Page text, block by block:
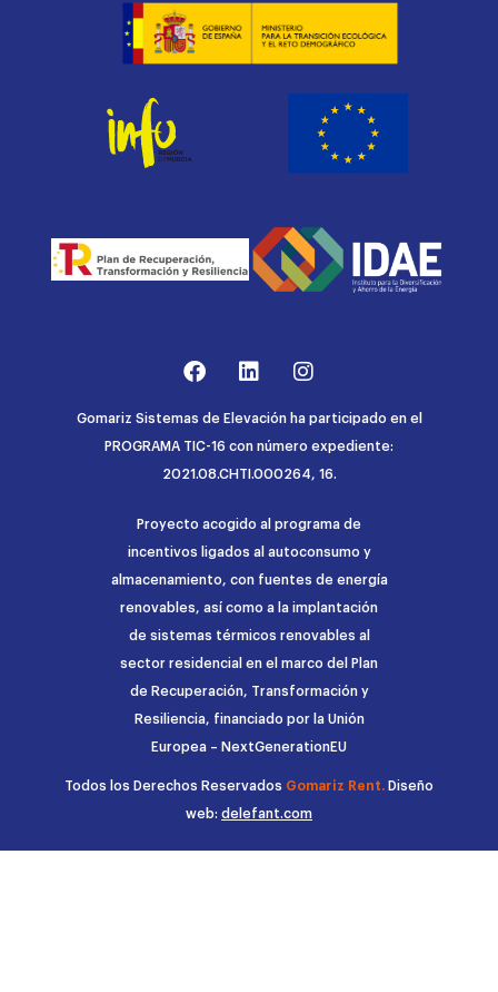
Gomariz Sistemas de Elevación ha participado en el
PROGRAMA TIC-16 con número expediente:
2021.08.CHTI.000264, 16.
Proyecto acogido al programa de
incentivos ligados al autoconsumo y
almacenamiento, con fuentes de energía
renovables, así como a la implantación
de sistemas térmicos renovables al
sector residencial en el marco del Plan
de Recuperación, Transformación y
Resiliencia, financiado por la Unión
Europea – NextGenerationEU
Todos los Derechos Reservados Gomariz Rent. Diseño
web: delefant.com